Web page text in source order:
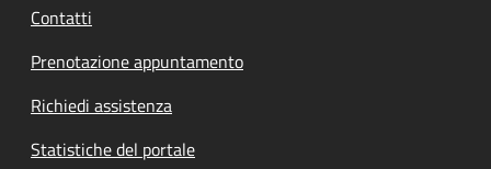
Contatti
Prenotazione appuntamento
Richiedi assistenza
Statistiche del portale